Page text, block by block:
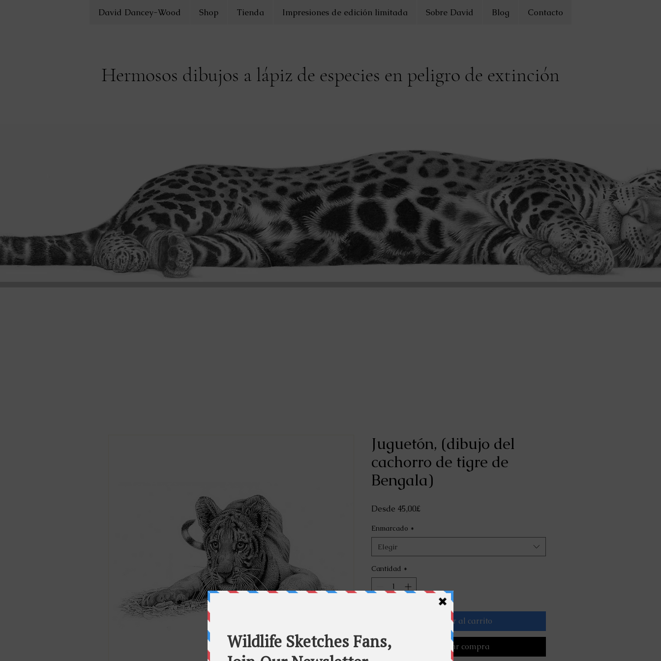
David Dancey-Wood Shop Tienda Impresiones de edición limitada Sobre David Blog Contacto
Hermosos dibujos a lápiz de especies en peligro de extinción
Juguetón, (dibujo del
cachorro de tigre de
Bengala)
Desde 45,00£Precio
Enmarcado *
Elegir
Cantidad *
Agregar al carrito
Realizar compra